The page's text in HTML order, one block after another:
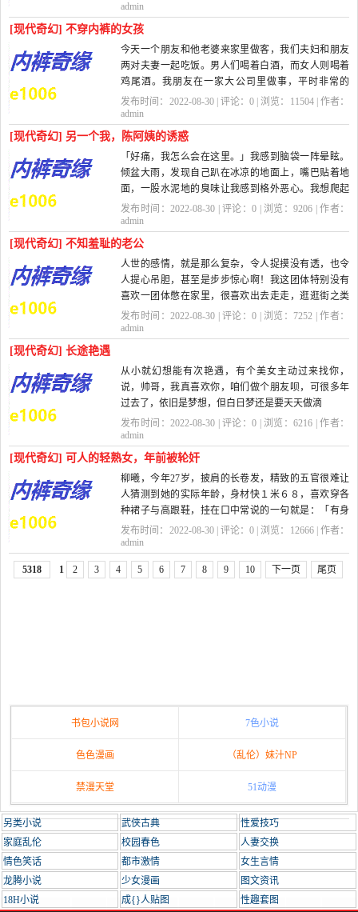
非常。
手抄本。。。边抄边脑补？
这...
admin
[现代奇幻] 不穿内裤的女孩
今天一个朋友和他老婆来家里做客，我们夫妇和朋友
两对夫妻一起吃饭。男人们喝着白酒，而女人则喝着
鸡尾酒。我朋友在一家大公司里做事，平时非常的
忙，所以他老婆就乾脆在家做了全职...
发布时间：2022-08-30 | 评论：0 | 浏览： 11504| 作者：
admin
[现代奇幻] 另一个我，陈阿姨的诱惑
「好痛，我怎么会在这里。」我感到脑袋一阵晕眩。
倾盆大雨，发现自己趴在冰凉的地面上，嘴巴贴着地
面，一股水泥地的臭味让我感到格外恶心。我想爬起
来却完全动不了。这是怎了？
我记...
发布时间：2022-08-30 | 评论：0 | 浏览：9206 | 作者：
admin
[现代奇幻] 不知羞耻的老公
人世的感情，就是那么复杂，令人捉摸没有透，也令
人提心吊胆，甚至是步步惊心啊！我这团体特别没有
喜欢一团体憋在家里，很喜欢出去走走，逛逛街之类
的。而且我特别喜欢去旅游，拿着相机，四处...
发布时间：2022-08-30 | 评论：0 | 浏览： 7252 | 作者：
admin
[现代奇幻] 长途艳遇
从小就幻想能有次艳遇，有个美女主动过来找你，
说，帅哥，我真喜欢你，咱们做个朋友呗，可很多年
过去了，依旧是梦想，但白日梦还是要天天做滴
你还别说，老天不负有心人，这样的好事还真来...
发布时间：2022-08-30 | 评论：0 | 浏览：6216 | 作者：
admin
[现代奇幻] 可人的轻熟女，年前被轮奸
柳曦，今年27岁，披肩的长卷发，精致的五官很难让
人猜测到她的实际年龄，身材快１米６８，喜欢穿各
种裙子与高跟鞋，挂在口中常说的一句就是：「有身
高，就是任性」，前凸后翘还又苗条高挑的身材与时...
发布时间：2022-08-30 | 评论：0 | 浏览： 12666| 作者：
admin
5318 1 2 3 4 5 6 7 8 9 10 下一页 尾页
书包小说网 7色小说
色色漫画 （乱伦）妹汁NP
禁漫天堂 51动漫
另类小说 武侠古典
性爱技巧
家庭乱伦
校园春色
人妻交换
情色笑话
都市激情
女生言情
龙腾小说
少女漫画
图文资讯
18H小说
成{}人贴图 性趣套图